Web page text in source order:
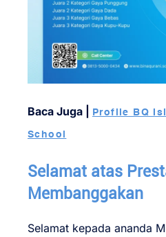
Baca Juga | Profile BQ
School
Selamat atas
Membanggakan
Selamat kepada ananda